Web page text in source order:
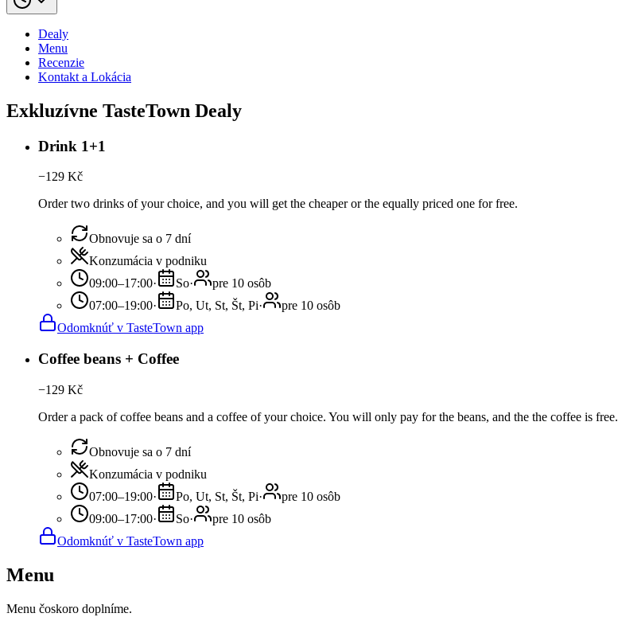
Dealy
Menu
Recenzie
Kontakt a Lokácia
Exkluzívne TasteTown Dealy
Drink 1+1
−129 Kč
Order two drinks of your choice, and you will get the cheaper or the equally priced one for free.
Obnovuje sa o 7 dní
Konzumácia v podniku
09:00–17:00· So·
pre 10 osôb
07:00–19:00· Po, Ut, St, Št, Pi·
pre 10 osôb
Odomknúť v TasteTown app
Coffee beans + Coffee
−129 Kč
Order a pack of coffee beans and a coffee of your choice. You will only pay for the beans, and the the coffee is free.
Obnovuje sa o 7 dní
Konzumácia v podniku
07:00–19:00· Po, Ut, St, Št, Pi·
pre 10 osôb
09:00–17:00· So·
pre 10 osôb
Odomknúť v TasteTown app
Menu
Menu čoskoro doplníme.